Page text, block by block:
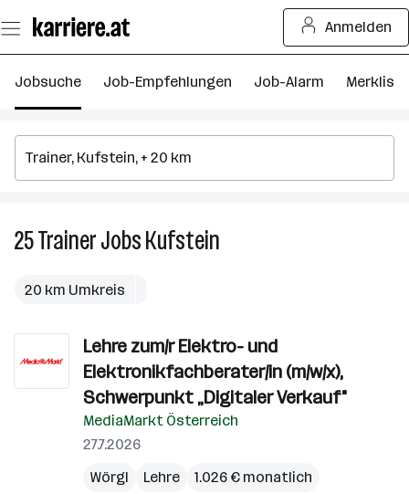
Seiteninhalt
springen
Anmelden
Jobsuche Job-Empfehlungen Job-Alarm Merkliste
25TrainerJobsKufstein
20 km Umkreis
Lehre zum/r Elektro- und
Elektronikfachberater/in (m/w/x),
Schwerpunkt „Digitaler Verkauf"
MediaMarkt Österreich
27.7.2026
Wörgl
Lehre 1.026 € monatlich